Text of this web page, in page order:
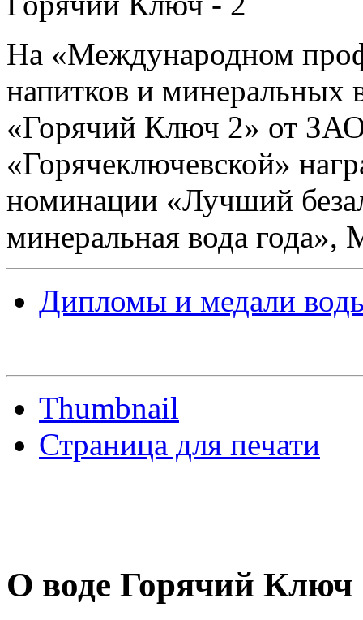
На «Международном
напитков и минеральных
«Горячий Ключ 2» от
«Горячеключевской»
номинации «Лучший
минеральная вода года»,
Дипломы и медали
Thumbnail
Страница для печати
О воде Горячий Ключ